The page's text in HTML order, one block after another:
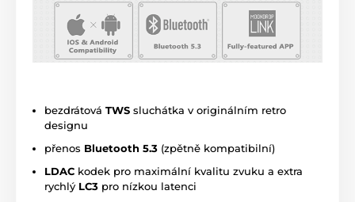
bezdrátová TWS sluchátka v originálním retro
designu
přenos Bluetooth 5.3 (zpětně kompatibilní)
LDAC kodek pro maximální kvalitu zvuku a extra
rychlý LC3 pro nízkou latenci